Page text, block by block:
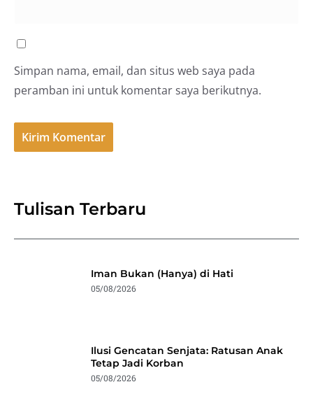
Simpan nama, email, dan situs web saya pada
peramban ini untuk komentar saya berikutnya.
Tulisan Terbaru
Iman Bukan (Hanya) di Hati
05/08/2026
Ilusi Gencatan Senjata: Ratusan Anak
Tetap Jadi Korban
05/08/2026